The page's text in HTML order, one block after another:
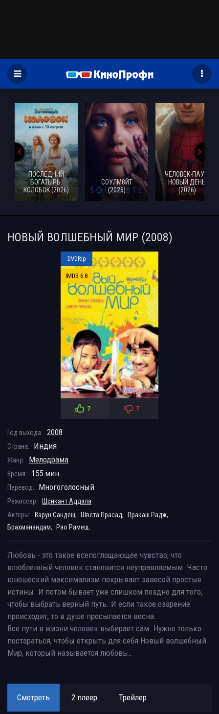
ПОСЛЕДНИЙ
БОГАТЫРЬ.
КОЛОБОК (2026)
СОУЛМ8ЙТ
(2026)
ЧЕЛОВЕК-ПАУК:
НОВЫЙ ДЕНЬ
(2026)
НОВЫЙ ВОЛШЕБНЫЙ МИР (2008)
DVDRip
IMDB 6.8
7 7
Год выхода: 2008
Страна: Индия
Жанр: Мелодрама
Время: 155 мин.
Перевод: Многоголосный
Режиссер:
Шрикант Аддала
Актеры:
Варун Сандеш, Швета Прасад,
Пракаш Радж,
Брахманандам,
Рао Рамеш,
Любовь - это такое всепоглощающее чувство, что
влюбленный человек становится неуправляемым. Часто
юношеский максимализм покрывает завесой простые
истины. И потом бывает уже слишком поздно для того,
чтобы выбрать верный путь. И если такое озарение
происходит, то в душе просыпается весна.
Все пути в жизни человек выбирает сам. Нужно только
постараться, чтобы открыть для себя Новый волшебный
Мир, который называется любовь…
Смотреть 2 плеер Трейлер